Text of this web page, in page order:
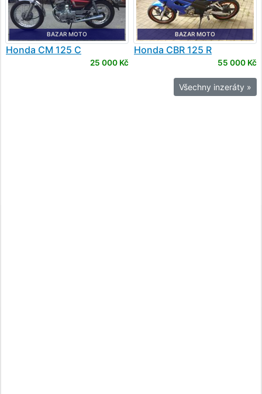
BAZAR MOTO
Honda CM 125 C
25 000 Kč
BAZAR MOTO
Honda CBR 125 R
55 000 Kč
Všechny inzeráty »